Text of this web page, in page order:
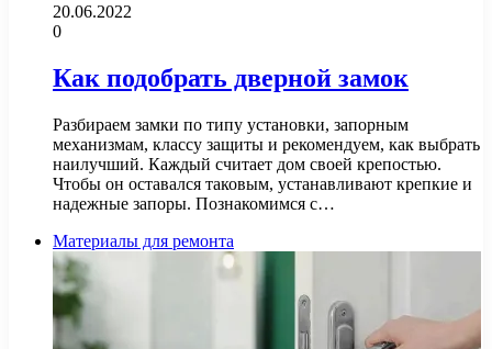
20.06.2022
0
Как подобрать дверной замок
Разбираем замки по типу установки, запорным
механизмам, классу защиты и рекомендуем, как выбрать
наилучший. Каждый считает дом своей крепостью.
Чтобы он оставался таковым, устанавливают крепкие и
надежные запоры. Познакомимся с…
Материалы для ремонта